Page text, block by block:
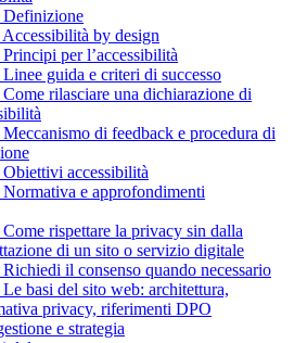
Definizione
Accessibilità by design
per l’accessibilità
guida e criteri di successo
rilasciare una dichiarazione di
di feedback e procedura di
Obiettivi accessibilità
Normativa e approfondimenti
rispettare la privacy sin dalla
di un sito o servizio digitale
il consenso quando necessario
basi del sito web: architettura,
privacy, riferimenti DPO
e strategia